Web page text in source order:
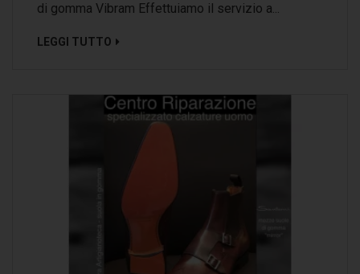
di gomma Vibram Effettuiamo il servizio a...
LEGGI TUTTO